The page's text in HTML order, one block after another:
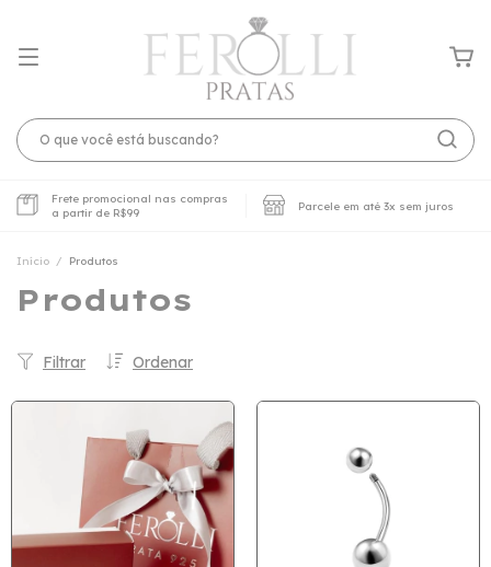
Frete promocional nas compras
a partir de R$99
Parcele em até 3x sem juros
Início / Produtos
Produtos
Ordenar
Filtrar